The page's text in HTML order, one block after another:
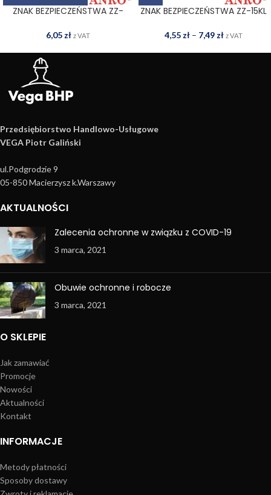
ZNAK BEZPIECZEŃSTWA ZZ-
6,05 zł z VAT
ZNAK BEZPIECZEŃSTWA ZZ-15KL
4,55 zł – 7,49 zł z VAT
Przedsiębiorstwo Handlowo­-Usługowe
VEGA Piotr Galiński
ul.Podgrodzie 9
05-850 Macierzysz k.Warszawy
AKTUALNOŚCI
Zalecenia ochronne w związku z COVID-19
3 marca, 2021
Obuwie ochronne i robocze
3 marca, 2021
O SKLEPIE
Jak zamawiać
Promocje
Nowości
Aktualności
Kontakt
INFORMACJE
Metody płatności
Sposoby dostawy